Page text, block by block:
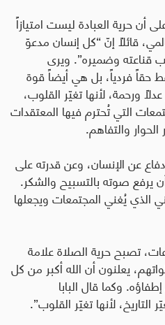
أن حرية العبادة ليست امتيازاً
قائلاً إنّ “كل إنسان مدعوّ
قناعته وضميره”. ويرى
فردياً، بل هي أيضاً قوة
ورحمة، لأنها تغيّر القلوب،
التي تُحترم فيها المعتقدات
والتفاهم.
عن الإنسان، وعن قدرته على
يرفع صوته بالتسبيح والشكر.
الذي يُغني المجتمعات ويجعلها
تصبح حرية الصلاة علامة
يعلنون أن الله أكبر من كل
وكما قال البابا
لأنها تغيّر القلوب”.